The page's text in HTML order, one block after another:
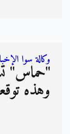
وكالة سوا
"حماس"
وهذه